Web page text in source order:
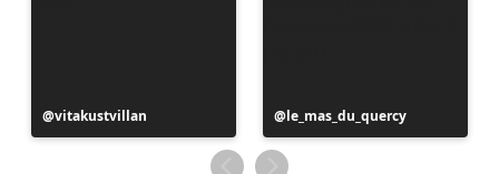
Opslag
offentliggjort
vitakustvillan
Opslag
offentliggjort
af
le_mas_du_quercy